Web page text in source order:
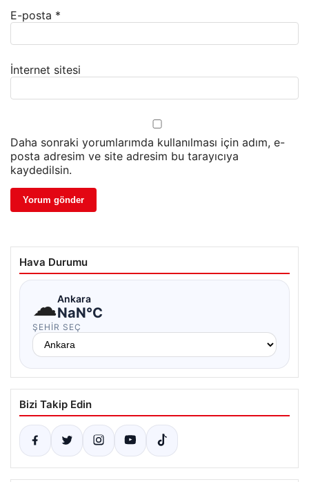
E-posta *
İnternet sitesi
Daha sonraki yorumlarımda kullanılması için adım, e-
posta adresim ve site adresim bu tarayıcıya
kaydedilsin.
Hava Durumu
☁Ankara
NaN°C
ŞEHIR SEÇ
Bizi Takip Edin